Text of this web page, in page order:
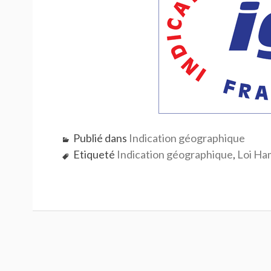
Publié dans Indication géographique
Etiqueté Indication géographique, Loi